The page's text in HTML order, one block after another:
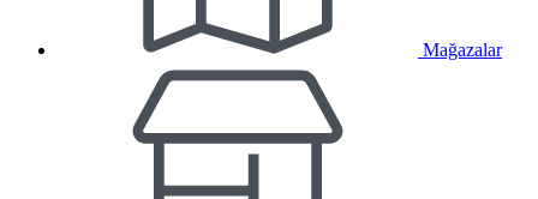
Mağazalar